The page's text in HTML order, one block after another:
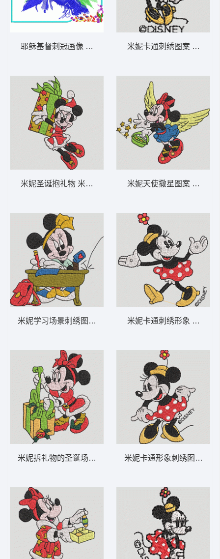
耶稣基督刺冠画像 耶稣-DST格式
米妮圣诞抱礼物 米妮 62-DST格式
米妮学习场景刺绣图 米妮 61-DST格式
米妮拆礼物的圣诞场景 米妮 65-DST格式
米妮卡通刺绣图案 米妮
米妮天使撒星图案 米妮
米妮卡通刺绣形象 米妮
米妮卡通形象刺绣图案 米